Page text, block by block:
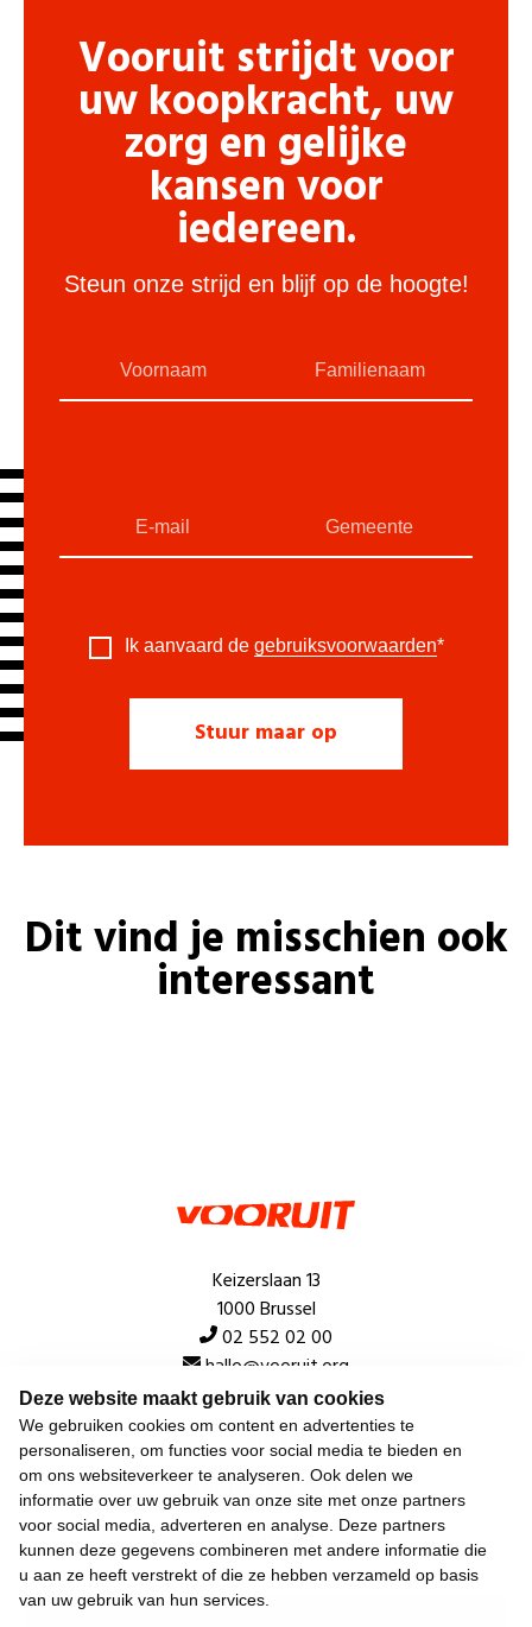
Deze website maakt gebruik van cookies
We gebruiken cookies om content en advertenties te
personaliseren, om functies voor social media te bieden en
om ons websiteverkeer te analyseren. Ook delen we
informatie over uw gebruik van onze site met onze partners
voor social media, adverteren en analyse. Deze partners
kunnen deze gegevens combineren met andere informatie die
u aan ze heeft verstrekt of die ze hebben verzameld op basis
van uw gebruik van hun services.
Vooruit strijdt voor
uw koopkracht, uw
zorg en gelijke
kansen voor
iedereen.
Steun onze strijd en blijf op de hoogte!
Ik aanvaard de gebruiksvoorwaarden*
Dit vind je misschien ook
interessant
Keizerslaan 13
1000 Brussel
02 552 02 00
hallo@vooruit.org
Snel
Over de beweging
Algemeen